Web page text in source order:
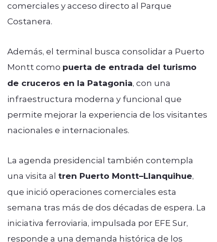
comerciales y acceso directo al Parque
Costanera.
Además, el terminal busca consolidar a Puerto
Montt como puerta de entrada del turismo
de cruceros en la Patagonia, con una
infraestructura moderna y funcional que
permite mejorar la experiencia de los visitantes
nacionales e internacionales.
La agenda presidencial también contempla
una visita al tren Puerto Montt–Llanquihue,
que inició operaciones comerciales esta
semana tras más de dos décadas de espera. La
iniciativa ferroviaria, impulsada por EFE Sur,
responde a una demanda histórica de los